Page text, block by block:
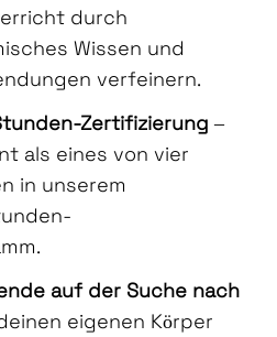
durch
Wissen und
verfeinern.
Zertifizierung –
als eines von vier
in unserem
auf der Suche nach
eigenen Körper